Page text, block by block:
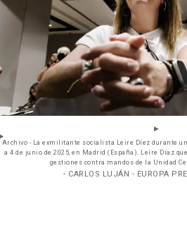
Archivo - La exmilitante socialista Leire Díez durante
a 4 de junio de 2025, en Madrid (España). Leire Díaz que aparece en diversos audios haciendo
gestiones contra mandos de la Unidad
- CARLOS LUJÁN - EUROPA